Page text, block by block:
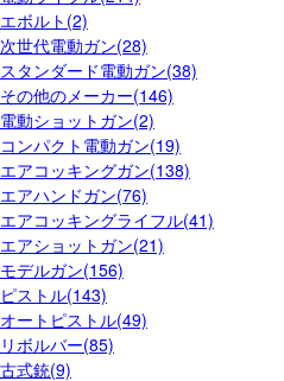
エボルト(2)
次世代電動ガン(28)
スタンダード電動ガン(38)
その他のメーカー(146)
電動ショットガン(2)
コンパクト電動ガン(19)
エアコッキングガン(138)
エアハンドガン(76)
エアコッキングライフル(41)
エアショットガン(21)
モデルガン(156)
ピストル(143)
オートピストル(49)
リボルバー(85)
古式銃(9)